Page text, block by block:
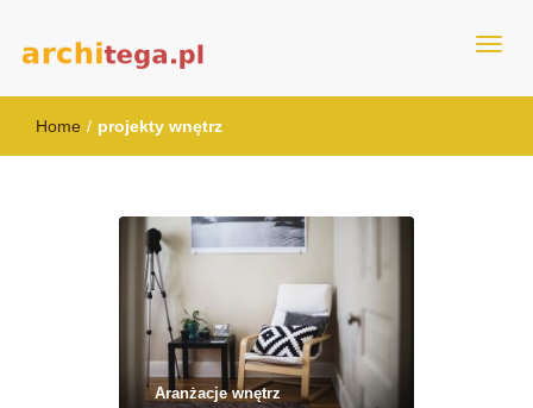
architega.pl
Home / projekty wnętrz
Aranżacje wnętrz